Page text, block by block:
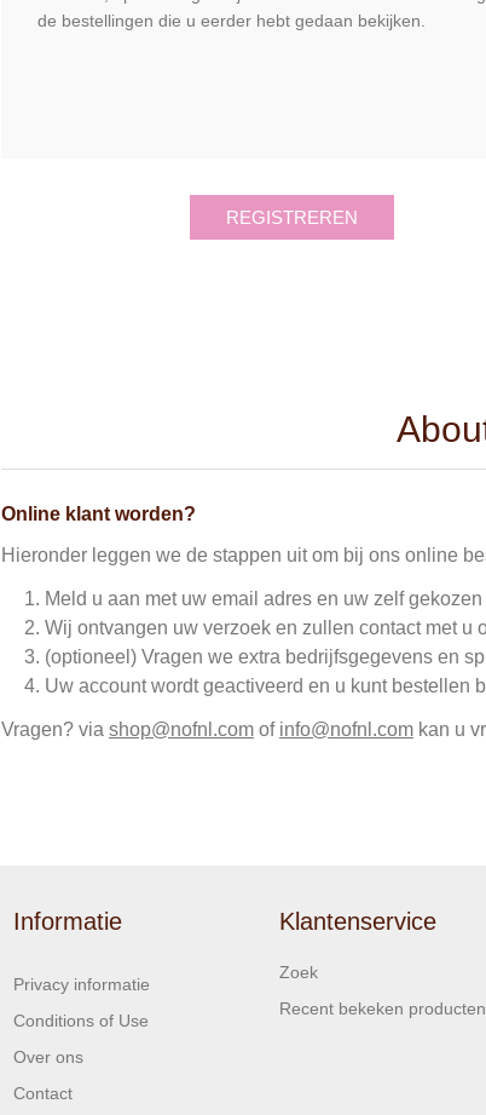
de bestellingen die u eerder hebt gedaan bekijken.
REGISTREREN
Online klant worden?
Hieronder leggen we de stappen uit om bij ons online
Meld u aan met uw email adres en uw zelf
Wij ontvangen uw verzoek en zullen contact met u
(optioneel) Vragen we extra bedrijfsgegevens en
Uw account wordt geactiveerd en u kunt bestellen
Vragen? via shop@nofnl.com of info@nofnl.com kan u
Informatie
Privacy informatie
Conditions of Use
Over ons
Contact
Klantenservice
Zoek
Recent bekeken producten